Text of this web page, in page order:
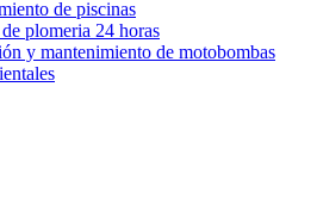
de piscinas
plomeria 24 horas
y mantenimiento de motobombas